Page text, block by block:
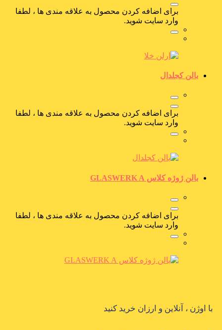
برای اضافه کردن محصول به علاقه مندی ها ، لطفا
وارد سایت شوید.
بالن کجلدال
برای اضافه کردن محصول به علاقه مندی ها ، لطفا
وارد سایت شوید.
بالن ژوژه کلاس GLASWERK A
برای اضافه کردن محصول به علاقه مندی ها ، لطفا
وارد سایت شوید.
با اوژن ، آنلاین و ارزان خرید کنید